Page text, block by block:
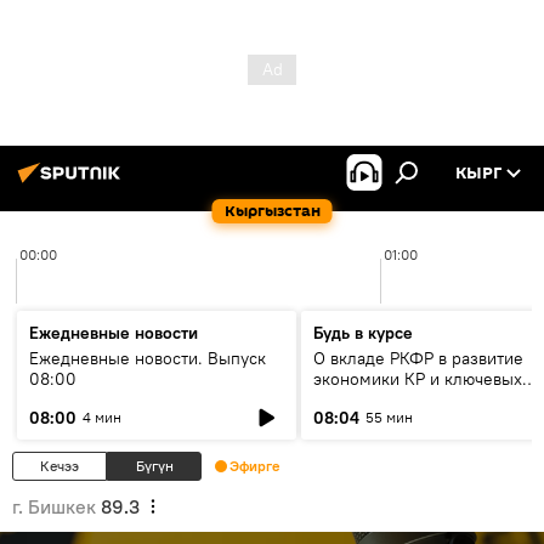
Кыргызстан
КЫРГ
00:00 01:00
Ежедневные новости
Ежедневные новости. Выпуск
08:00
08:00 4 мин
Будь в курсе
О вкладе РКФР в развитие
экономики КР и ключевых
08:04 55 мин
Кечээ Бүгүн Эфирге
г. Бишкек 89.3